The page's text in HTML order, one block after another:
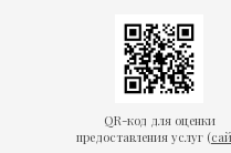
QR-код для оценки
предоставления услуг (